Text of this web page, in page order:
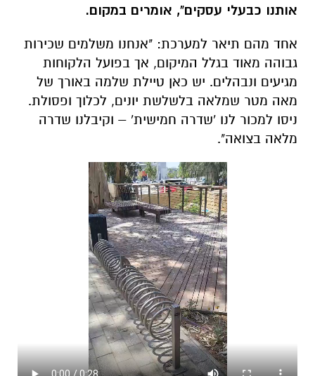
אותנו כבעלי עסקים", אומרים במקום.
אחד מהם תיאר למערכת: "אנחנו משלמים שכירות
גבוהה מאוד בגלל המיקום, אך בפועל הלקוחות
מגיעים ונבהלים. יש כאן טיילת שלמה באורך של
מאה מטר שמלאה בלשלשת יונים, לכלוך ופסולת.
ניסו למכור לנו 'שדרה חמישית' – וקיבלנו שדרה
מלאה בצואה".